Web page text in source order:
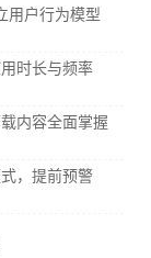
用户行为模型
时长与频率
内容全面掌握
，提前预警